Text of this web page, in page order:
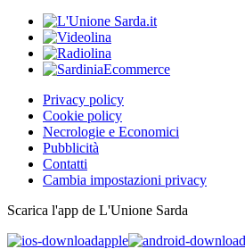
Privacy policy
Cookie policy
Necrologie e Economici
Pubblicità
Contatti
Cambia impostazioni privacy
Scarica l'app de L'Unione Sarda
apple